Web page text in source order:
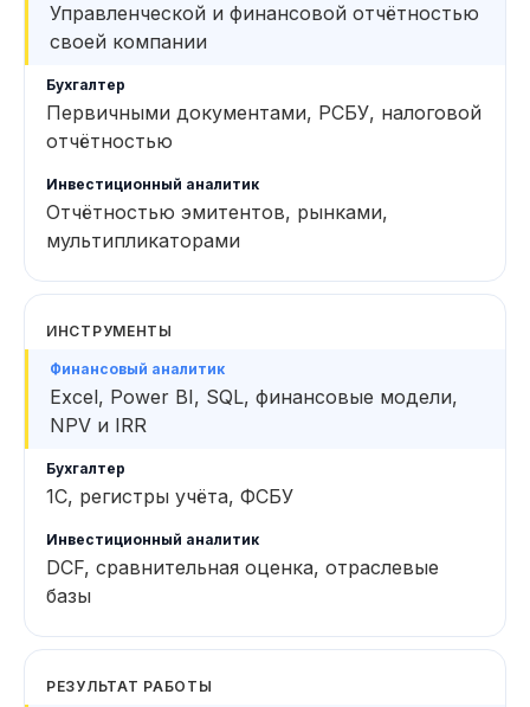
Управленческой и финансовой отчётностью
своей компании
Первичными документами, РСБУ, налоговой
отчётностью
Отчётностью эмитентов, рынками,
мультипликаторами
ИНСТРУМЕНТЫ
Excel, Power BI, SQL, финансовые модели,
NPV и IRR
1С, регистры учёта, ФСБУ
DCF, сравнительная оценка, отраслевые
базы
РЕЗУЛЬТАТ РАБОТЫ